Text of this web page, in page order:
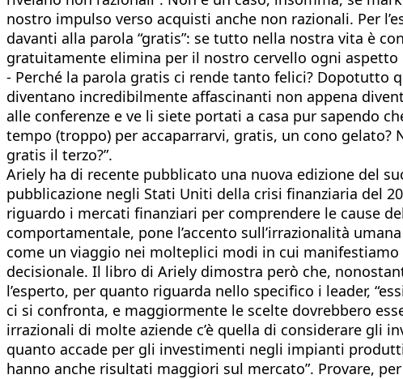
nostro impulso verso acquisti anche non razionali. Per
davanti alla parola “gratis”: se tutto nella nostra vita è
gratuitamente elimina per il nostro cervello ogni aspetto
- Perché la parola gratis ci rende tanto felici? Dopotutto
diventano incredibilmente affascinanti non appena
alle conferenze e ve li siete portati a casa pur sapendo
tempo (troppo) per accaparrarvi, gratis, un cono
gratis il terzo?”.
Ariely ha di recente pubblicato una nuova edizione del
pubblicazione negli Stati Uniti della crisi finanziaria del
riguardo i mercati finanziari per comprendere le cause
comportamentale, pone l’accento sull’irrazionalità
come un viaggio nei molteplici modi in cui
decisionale. Il libro di Ariely dimostra però che,
l’esperto, per quanto riguarda nello specifico i leader,
ci si confronta, e maggiormente le scelte dovrebbero
irrazionali di molte aziende c’è quella di considerare gli
quanto accade per gli investimenti negli impianti
hanno anche risultati maggiori sul mercato”. Provare,